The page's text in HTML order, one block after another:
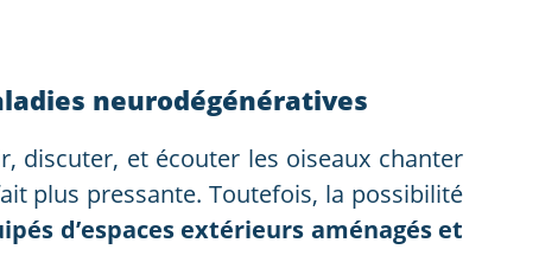
neurodégénératives
discuter, et écouter les oiseaux chanter
plus pressante. Toutefois, la possibilité
d’espaces extérieurs aménagés et